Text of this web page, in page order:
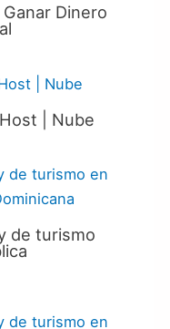
Dinero
| Nube
de turismo